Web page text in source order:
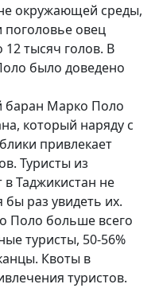
окружающей среды,
поголовье овец
тысяч голов. В
было доведено
баран Марко Поло
который наряду с
привлекает
Туристы из
Таджикистан не
бы раз увидеть их.
Поло больше всего
туристы, 50-56%
Квоты в
туристов.